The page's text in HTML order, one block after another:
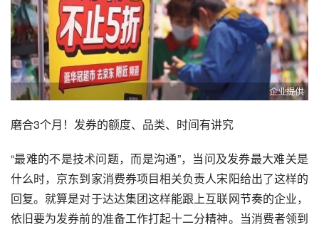
磨合3个月！发券的额度、品类、时间有讲究
“最难的不是技术问题，而是沟通”，当问及发券最大难关是
什么时， 京东到家消费券项目相关负责人宋阳给出了这样的
回复。就算是对于达达集团这样能跟上互联网节奏的企业，
依旧要为发券前的准备工作打起十二分精神。当消费者领到